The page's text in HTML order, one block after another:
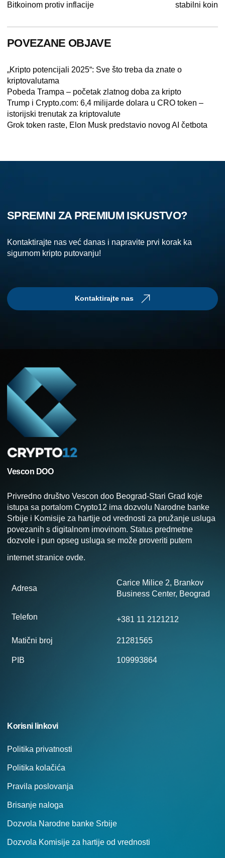
Bitkoinom protiv inflacije
stabilni koin
POVEZANE OBJAVE
„Kripto potencijali 2025“: Sve što treba da znate o
kriptovalutama
Pobeda Trampa – početak zlatnog doba za kripto
Trump i Crypto.com: 6,4 milijarde dolara u CRO token –
istorijski trenutak za kriptovalute
Grok token raste, Elon Musk predstavio novog AI četbota
SPREMNI ZA PREMIUM ISKUSTVO?
Kontaktirajte nas već danas i napravite prvi korak ka
sigurnom kripto putovanju!
Kontaktirajte nas
Vescon DOO
Privredno društvo Vescon doo Beograd-Stari Grad koje
istupa sa portalom Crypto12 ima dozvolu Narodne banke
Srbije i Komisije za hartije od vrednosti za pružanje usluga
povezanih s digitalnom imovinom. Status predmetne
dozvole i pun opseg usluga se može proveriti putem
internet stranice ovde.
Adresa
Carice Milice 2, Brankov
Business Center, Beograd
Telefon +381 11 2121212
Matični broj 21281565
PIB 109993864
Korisni linkovi
Politika privatnosti
Politika kolačića
Pravila poslovanja
Brisanje naloga
Dozvola Narodne banke Srbije
Dozvola Komisije za hartije od vrednosti